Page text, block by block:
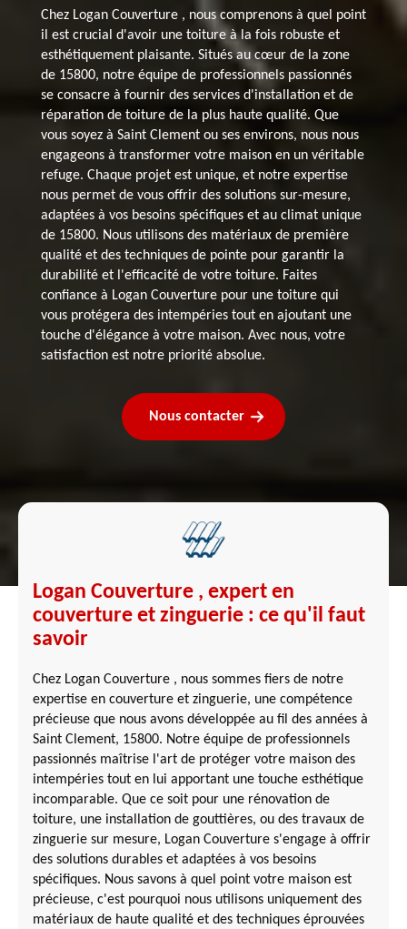
Chez Logan Couverture , nous comprenons à quel point
il est crucial d'avoir une toiture à la fois robuste et
esthétiquement plaisante. Situés au cœur de la zone
de 15800, notre équipe de professionnels passionnés
se consacre à fournir des services d'installation et de
réparation de toiture de la plus haute qualité. Que
vous soyez à Saint Clement ou ses environs, nous nous
engageons à transformer votre maison en un véritable
refuge. Chaque projet est unique, et notre expertise
nous permet de vous offrir des solutions sur-mesure,
adaptées à vos besoins spécifiques et au climat unique
de 15800. Nous utilisons des matériaux de première
qualité et des techniques de pointe pour garantir la
durabilité et l'efficacité de votre toiture. Faites
confiance à Logan Couverture pour une toiture qui
vous protégera des intempéries tout en ajoutant une
touche d'élégance à votre maison. Avec nous, votre
satisfaction est notre priorité absolue.
Nous contacter
Logan Couverture , expert en
couverture et zinguerie : ce qu'il faut
savoir
Chez Logan Couverture , nous sommes fiers de notre
expertise en couverture et zinguerie, une compétence
précieuse que nous avons développée au fil des années à
Saint Clement, 15800. Notre équipe de professionnels
passionnés maîtrise l'art de protéger votre maison des
intempéries tout en lui apportant une touche esthétique
incomparable. Que ce soit pour une rénovation de
toiture, une installation de gouttières, ou des travaux de
zinguerie sur mesure, Logan Couverture s'engage à offrir
des solutions durables et adaptées à vos besoins
spécifiques. Nous savons à quel point votre maison est
précieuse, c'est pourquoi nous utilisons uniquement des
matériaux de haute qualité et des techniques éprouvées